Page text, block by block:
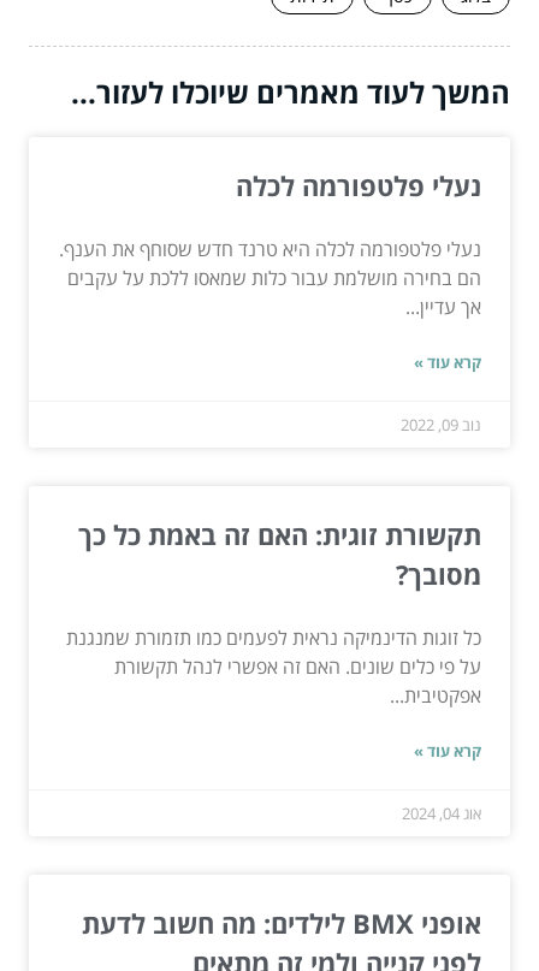
המשך לעוד מאמרים שיוכלו לעזור...
נעלי פלטפורמה לכלה
נעלי פלטפורמה לכלה היא טרנד חדש שסוחף את הענף.
הם בחירה מושלמת עבור כלות שמאסו ללכת על עקבים
אך עדיין...
קרא עוד »
נוב 09, 2022
תקשורת זוגית: האם זה באמת כל כך
מסובך?
כל זוגות הדינמיקה נראית לפעמים כמו תזמורת שמנגנת
על פי כלים שונים. האם זה אפשרי לנהל תקשורת
אפקטיבית...
קרא עוד »
אוג 04, 2024
אופני BMX לילדים: מה חשוב לדעת
לפני קנייה ולמי זה מתאים